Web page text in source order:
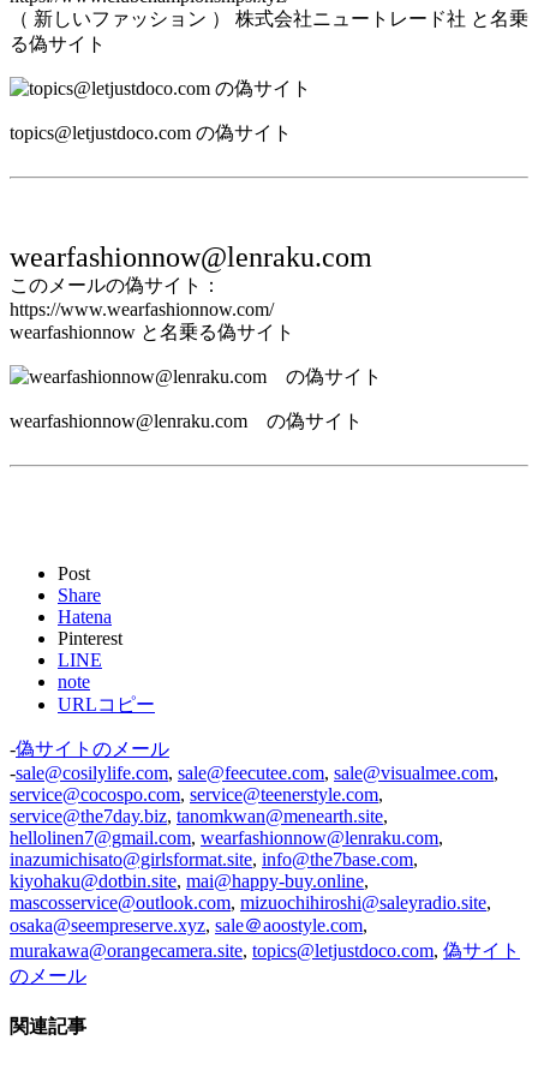
（ 新しいファッション ） 株式会社ニュートレード社 と名乗
る偽サイト
topics@letjustdoco.com の偽サイト
wearfashionnow@lenraku.com
このメールの偽サイト：
https://www.wearfashionnow.com/
wearfashionnow と名乗る偽サイト
wearfashionnow@lenraku.com の偽サイト
Post
Share
Hatena
Pinterest
LINE
note
URLコピー
-偽サイトのメール
-sale@cosilylife.com, sale@feecutee.com, sale@visualmee.com,
service@cocospo.com, service@teenerstyle.com,
service@the7day.biz, tanomkwan@menearth.site,
hellolinen7@gmail.com, wearfashionnow@lenraku.com,
inazumichisato@girlsformat.site, info@the7base.com,
kiyohaku@dotbin.site, mai@happy-buy.online,
mascosservice@outlook.com, mizuochihiroshi@saleyradio.site,
osaka@seempreserve.xyz, sale＠aoostyle.com,
murakawa@orangecamera.site, topics@letjustdoco.com, 偽サイト
のメール
関連記事